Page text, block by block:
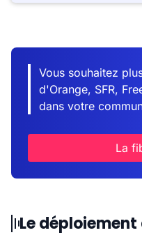
Vous souhaitez
d'Orange, SFR,
dans votre
La
Le déploiement